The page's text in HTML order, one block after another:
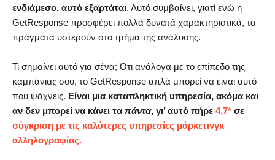
ενδιάμεσο, αυτό εξαρτάται. Αυτό συμβαίνει, γιατί ενώ η
GetResponse προσφέρει πολλά δυνατά χαρακτηριστικά, τα
πράγματα υστερούν στο τμήμα της ανάλυσης.
Τι σημαίνει αυτό για σένα; Ότι ανάλογα με το επίπεδο της
καμπάνιας σου, το GetResponse απλά μπορεί να είναι αυτό
που ψάχνεις. Είναι μια καταπληκτική υπηρεσία, ακόμα και
αν δεν μπορεί να κάνει τα πάντα, γι’ αυτό πήρε 4.7* σε
σύγκριση με τις καλύτερες υπηρεσίες μάρκετινγκ
αλληλογραφίας.